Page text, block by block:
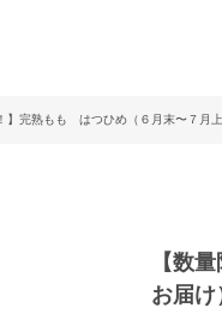
】完熟もも はつひめ（６月末〜７月上
【数
お届け